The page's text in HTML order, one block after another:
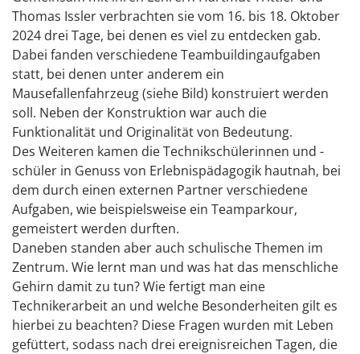
Thomas Issler verbrachten sie vom 16. bis 18. Oktober
2024 drei Tage, bei denen es viel zu entdecken gab.
Dabei fanden verschiedene Teambuildingaufgaben
statt, bei denen unter anderem ein
Mausefallenfahrzeug (siehe Bild) konstruiert werden
soll. Neben der Konstruktion war auch die
Funktionalität und Originalität von Bedeutung.
Des Weiteren kamen die Technikschülerinnen und -
schüler in Genuss von Erlebnispädagogik hautnah, bei
dem durch einen externen Partner verschiedene
Aufgaben, wie beispielsweise ein Teamparkour,
gemeistert werden durften.
Daneben standen aber auch schulische Themen im
Zentrum. Wie lernt man und was hat das menschliche
Gehirn damit zu tun? Wie fertigt man eine
Technikerarbeit an und welche Besonderheiten gilt es
hierbei zu beachten? Diese Fragen wurden mit Leben
gefüttert, sodass nach drei ereignisreichen Tagen, die